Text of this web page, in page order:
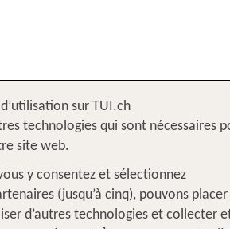
sur TUI.ch
technologies qui sont nécessaires
site web.
y consentez et sélectionnez
(jusqu’à cinq), pouvons placer
d’autres technologies et collecter